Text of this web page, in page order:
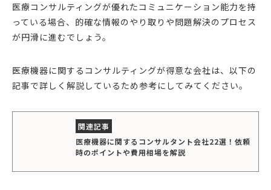
医療コンサルティングが優れたコミュニケーション能力を持
っている場合、的確な情報のやり取りや問題解決のプロセス
が円滑に進むでしょう。
医療機器に関するコンサルティングが得意な会社は、以下の
記事で詳しく解説しているため参考にしてみてください。
医療機器に関するコンサルタント会社22選！依頼
時のポイントや費用相場を解説